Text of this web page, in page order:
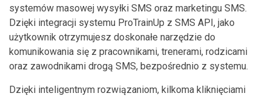
systemów masowej wysyłki SMS oraz marketingu SMS.
Dzięki integracji systemu ProTrainUp z SMS API, jako
użytkownik otrzymujesz doskonałe narzędzie do
komunikowania się z pracownikami, trenerami, rodzicami
oraz zawodnikami drogą SMS, bezpośrednio z systemu.
Dzięki inteligentnym rozwiązaniom, kilkoma kliknięciami